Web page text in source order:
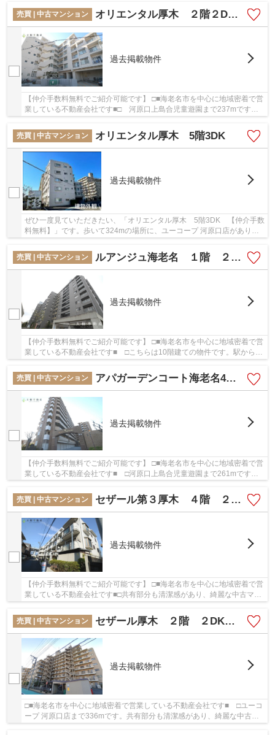
売買 | 中古マンション
オリエンタル厚木 ２階２DK リフォーム済み 【仲介手数料無料】
過去掲載物件
【仲介手数料無料でご紹介可能です】 □■海老名市を中心に地域密着で営
業している不動産会社です■□ 河原口上島合児童遊園まで237mです。
売買 | 中古マンション
オリエンタル厚木 5階3DK
過去掲載物件
ぜひ一度見ていただきたい、「オリエンタル厚木 5階3DK 【仲介手数
料無料】」です。歩いて324mの場所に、ユーコープ 河原口店がありま
す。河原口上島合児童遊園まで237mです。中古マ...
売買 | 中古マンション
ルアンジュ海老名 １階 ２LDK リフォーム済み 【仲介手数料無料】
過去掲載物件
【仲介手数料無料でご紹介可能です】 □■海老名市を中心に地域密着で営
業している不動産会社です■ □こちらは10階建ての物件です。駅から徒
歩5分圏内にある駅近物件です。住んでいて心...
売買 | 中古マンション
アパガーデンコート海老名4階 3ＬＤＫ リフォーム済み【仲介手数料0円】
過去掲載物件
【仲介手数料無料でご紹介可能です】 □■海老名市を中心に地域密着で営
業している不動産会社です■ □河原口上島合児童遊園まで261mです。
売買 | 中古マンション
セザール第３厚木 ４階 ２LDK リフォーム済み 【仲介手数料無料】
過去掲載物件
【仲介手数料無料でご紹介可能です】 □■海老名市を中心に地域密着で営
業している不動産会社です■□共有部分も清潔感があり、綺麗な中古マン
売買 | 中古マンション
セザール厚木 ２階 ２DK リフォーム済み
過去掲載物件
□■海老名市を中心に地域密着で営業している不動産会社です■ □ユーコ
ープ 河原口店まで336mです。共有部分も清潔感があり、綺麗な中古マ